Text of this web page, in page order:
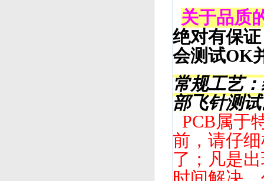
关于品质
绝对有保
会测试OK
常规工艺
部飞针测
PCB属于
前，请仔
了；凡是